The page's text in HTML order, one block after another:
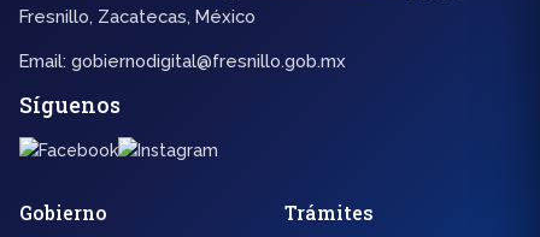
Fresnillo, Zacatecas, México
Email: gobiernodigital@fresnillo.gob.mx
Síguenos
Gobierno Trámites